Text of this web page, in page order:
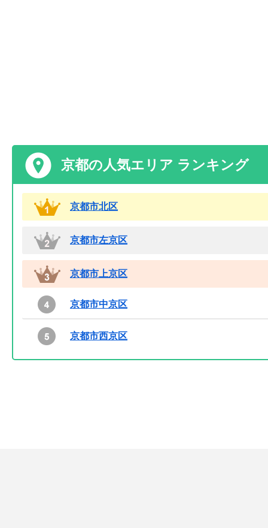
京都の人気エリア ランキング
京都市北区
京都市左京区
京都市上京区
京都市中京区
京都市西京区